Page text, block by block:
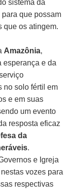
sistema da
para que possam
que os atingem.
Amazônia,
esperança e da
no solo fértil em
e em suas
um evento
resposta eficaz
da
.
e Igreja
vozes para
respectivas